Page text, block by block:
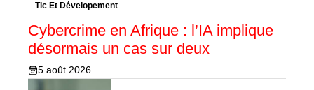
Tic Et Dévelopement
Cybercrime en Afrique : l’IA implique
désormais un cas sur deux
5 août 2026